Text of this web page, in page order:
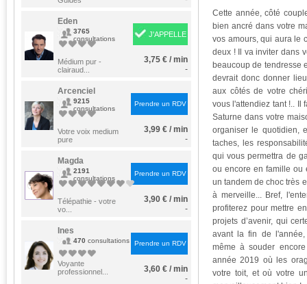
Eden
3765
consultations
Médium pur -
clairaud...
J'APPELLE
3,75 € / min
-
Arcenciel
9215
consultations
Votre voix medium
pure
Prendre un RDV
3,99 € / min
-
Magda
2191
consultations
Télépathie - votre
vo...
Prendre un RDV
3,90 € / min
-
Ines
470 consultations
Voyante
professionnel...
Prendre un RDV
3,60 € / min
-
Cette année, côté
bien ancré dans votre
vos amours, qui aura le
deux ! Il va inviter dans
beaucoup de tendresse
devrait donc donner
aux côtés de votre
vous l'attendiez tant !.. Il
Saturne dans votre
organiser le quotidien,
taches, les
qui vous permettra de
ou encore en famille ou
un tandem de choc très
à merveille... Bref,
profiterez pour mettre
projets d’avenir, qui
avant la fin de
même à souder
année 2019 où les
votre toit, et où votre